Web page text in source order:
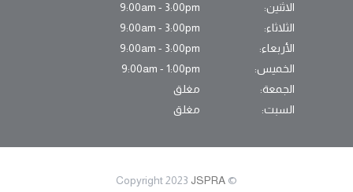
الاثنين:
9:00am - 3:00pm
الثلاثاء:
9:00am - 3:00pm
الأربعاء:
9:00am - 3:00pm
الخميس:
9:00am - 1:00pm
الجمعة:
مغلق
السبت:
مغلق
© Copyright 2023
JSPRA